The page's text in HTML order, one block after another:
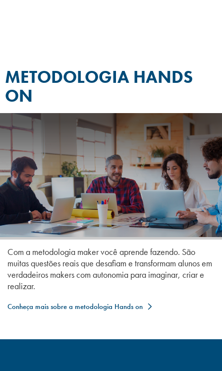
METODOLOGIA HANDS
ON
Com a metodologia maker você aprende fazendo. São
muitas questões reais que desafiam e transformam alunos em
verdadeiros makers com autonomia para imaginar, criar e
realizar.
Conheça mais sobre a metodologia Hands on